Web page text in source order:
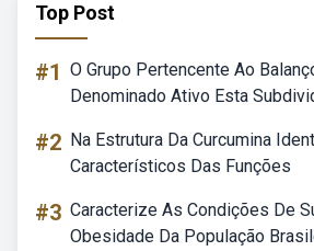
Top Post
#1 O Grupo Pertencente Ao
Denominado Ativo Esta
#2 Na Estrutura Da Curcumina
Característicos Das Funções
#3 Caracterize As Condições De
Obesidade Da População